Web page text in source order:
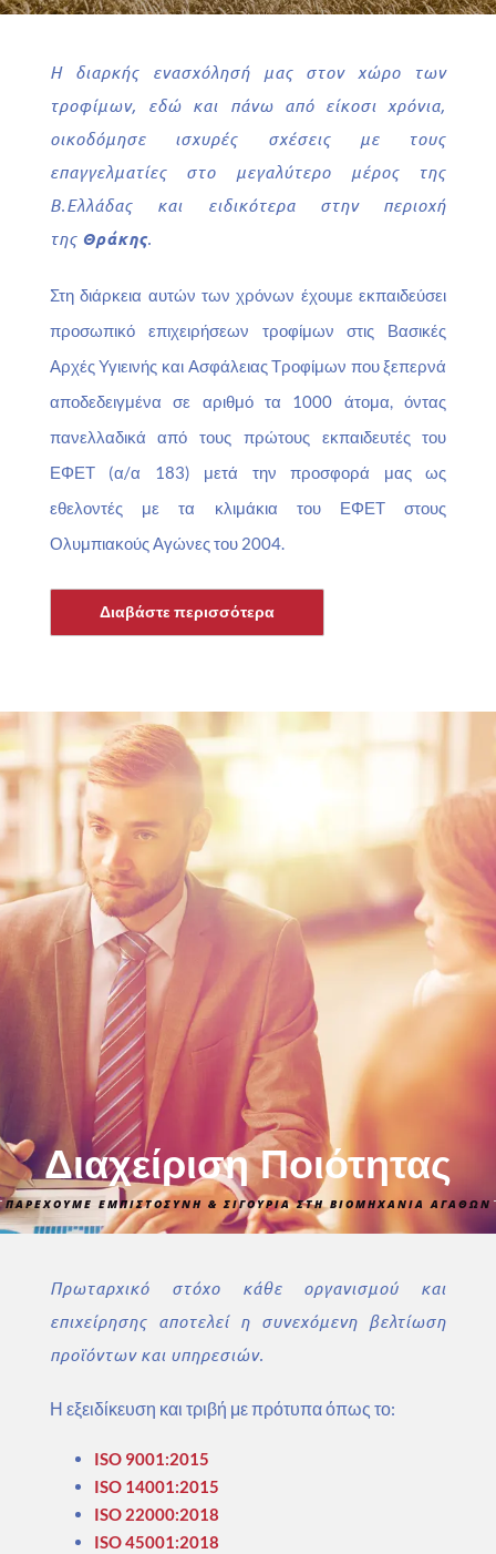
Η διαρκής ενασχόλησή μας στον χώρο των
τροφίμων, εδώ και πάνω από είκοσι χρόνια,
οικοδόμησε ισχυρές σχέσεις με τους
επαγγελματίες στο μεγαλύτερο μέρος της
Β.Ελλάδας και ειδικότερα στην περιοχή
της Θράκης.
Στη διάρκεια αυτών των χρόνων έχουμε εκπαιδεύσει
προσωπικό επιχειρήσεων τροφίμων στις Βασικές
Αρχές Υγιεινής και Ασφάλειας Τροφίμων που ξεπερνά
αποδεδειγμένα σε αριθμό τα 1000 άτομα, όντας
πανελλαδικά από τους πρώτους εκπαιδευτές του
ΕΦΕΤ (α/α 183) μετά την προσφορά μας ως
εθελοντές με τα κλιμάκια του ΕΦΕΤ στους
Ολυμπιακούς Αγώνες του 2004.
Διαβάστε περισσότερα
Διαχείριση Ποιότητας
ΠΑΡΕΧΟΥΜΕ ΕΜΠΙΣΤΟΣΥΝΗ & ΣΙΓΟΥΡΙΑ ΣΤΗ ΒΙΟΜΗΧΑΝΙΑ ΑΓΑΘΩΝ
Πρωταρχικό στόχο κάθε οργανισμού και
επιχείρησης αποτελεί η συνεχόμενη βελτίωση
προϊόντων και υπηρεσιών.
Η εξειδίκευση και τριβή με πρότυπα όπως το:
ISO 9001:2015
ISO 14001:2015
ISO 22000:2018
ISO 45001:2018